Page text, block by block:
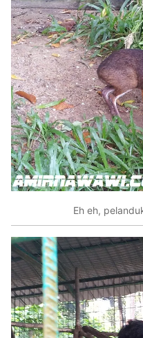
Eh eh,